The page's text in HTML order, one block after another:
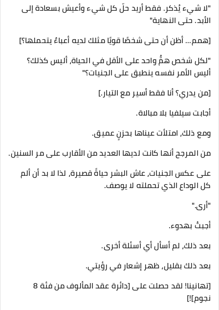
"لا شيء يُذكر. فقط أريد حلّ كل شيء وأعيش بسعادة إلى
الأبد. حتى النهاية"
[همم... أظن أن حتى شخصًا قويًا مثلك لديه أعباءٌ يتحملها؟]
"لكل شخص همٌّ واحد على الأقل في الحياة، أليس كذلك؟
أليس الأمر نفسه ينطبق على الجنيات؟"
[من يدري؟ أنا فقط أسير مع التيار.]
أجابت سيلفيا بلا مبالاة.
ومع ذلك، امتلأت عيناها بحزنٍ عميق.
من المرجح أنها كانت لديها العديد من الأقارب على مر السنين.
على عكس الجنيات، عاش البشر حياةً قصيرة، لذا لا بد أن ألم
كل الوداع الذي تحملته لا يوصف.
"أرى."
أجبتُ بهدوء.
بعد ذلك، لم أسأل أي أسئلة أخرى.
بعد ذلك بقليل، ظهر إشعار في رؤيتي.
[تهانينا! لقد حصلت على [دائرة عقد المألوف من فئة 8
نجوم]!]